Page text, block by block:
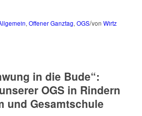
, Offener Ganztag, OGS/von Wirtz
in die Bude“:
OGS in Rindern
und Gesamtschule